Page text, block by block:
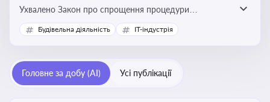
Ухвалено Закон про спрощення процедури
відведення земельних ділянок для розвитку цифрової
інфраструктури
Будівельна діяльність IT-індустрія
Головне за добу (AI) Усі публікації